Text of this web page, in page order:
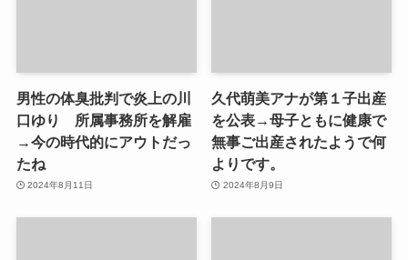
男性の体臭批判で炎上の川
口ゆり 所属事務所を解雇
→今の時代的にアウトだっ
たね
2024年8月11日
久代萌美アナが第１子出産
を公表→母子ともに健康で
無事ご出産されたようで何
よりです。
2024年8月9日